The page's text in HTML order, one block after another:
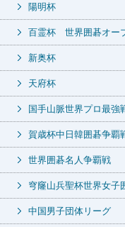
陽明杯
百霊杯 世界囲碁オー
新奥杯
天府杯
国手山脈世界プロ最強
賀歳杯中日韓囲碁争覇
世界囲碁名人争覇戦
穹窿山兵聖杯世界女子
中国男子団体リーグ